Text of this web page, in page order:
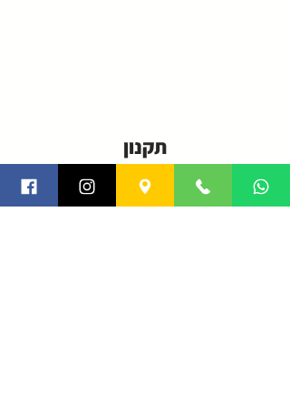
תקנון